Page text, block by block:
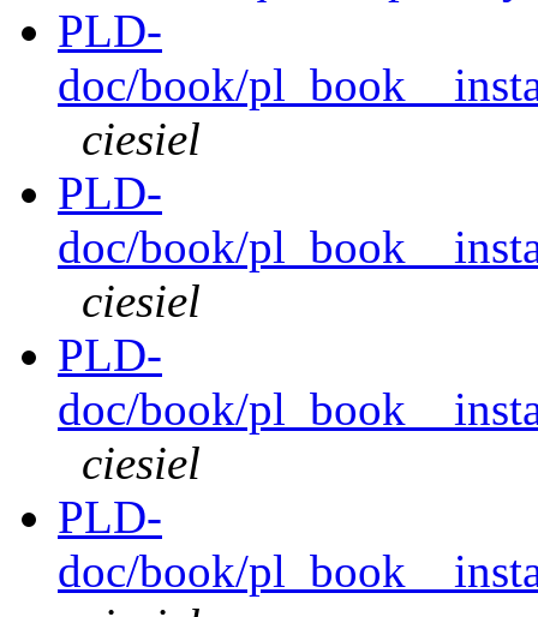
PLD-
doc/book/
ciesiel
PLD-
doc/book/
ciesiel
PLD-
doc/book/
ciesiel
PLD-
doc/book/